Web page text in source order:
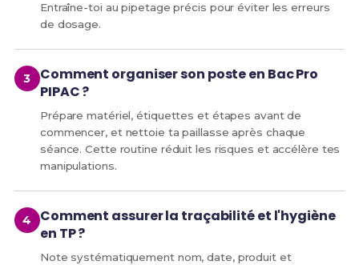
Entraîne-toi au pipetage précis pour éviter les erreurs
de dosage.
Comment organiser son poste en Bac Pro
PIPAC ?
Prépare matériel, étiquettes et étapes avant de
commencer, et nettoie ta paillasse après chaque
séance. Cette routine réduit les risques et accélère tes
manipulations.
Comment assurer la traçabilité et l'hygiène
en TP ?
Note systématiquement nom, date, produit et